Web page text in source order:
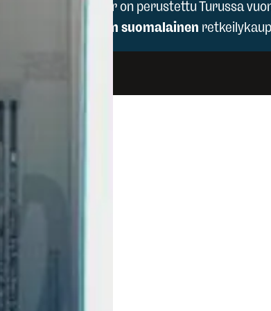
Scandinavian Outdoor on perustettu Turussa
täysin suomalainen